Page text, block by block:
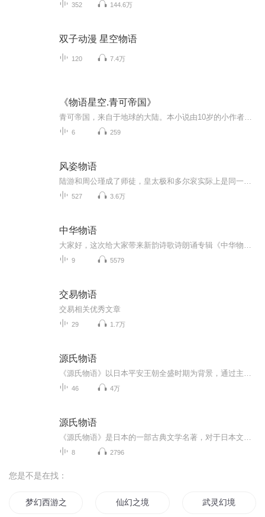
352 144.6万
双子动漫 星空物语
120 7.4万
《物语星空.青可帝国》
6 259
风姿物语
527 3.6万
中华物语
9 5579
交易物语
交易相关优秀文章
29 1.7万
源氏物语
46 4万
源氏物语
8 2796
您是不是在找：
梦幻西游之梦境 仙幻之境 武灵幻境